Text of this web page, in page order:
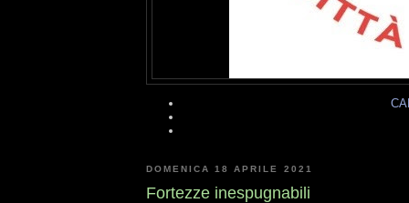
DOMENICA 18 APRILE 2021
Fortezze inespugnabili